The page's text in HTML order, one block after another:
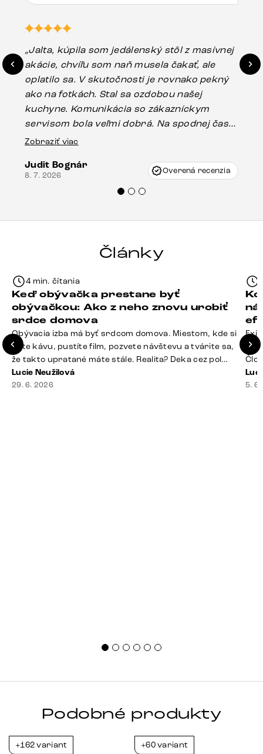
„Jalta, kúpila som jedálenský stôl z masívnej
akácie, chvíľu som naň musela čakať, ale
oplatilo sa. V skutočnosti je rovnako pekný
ako na fotkách. Stal sa ozdobou našej
kuchyne. Komunikácia so zákazníckym
servisom bola veľmi dobrá. Na spodnej časti
stola bolo malé poškodenie, pravdepodobne
Vincze pri riešení mojej záležitosti pristúpili
veľmi korektne. Odporúčam produkty Delife
Zobraziť viac
Judit Bognár
8. 7. 2026 Overená recenzia
Články
4 min. čítania
Keď obývačka prestane byť
obývačkou: Ako z neho znovu urobiť
srdce domova
Obývacia izba má byť srdcom domova. Miestom, kde si
dáte kávu, pustíte film, pozvete návštevu a tvárite sa,
že takto upratané máte stále. Realita? Deka cez pol
sedačky, ovládač záhadne zmizol, konferenčný stolík
slúži ako odkladisko všetkého od účteniek po balzam
Lucie Neužilová
29. 6. 2026
si
5.
Podobné produkty
+162 variant +60 variant